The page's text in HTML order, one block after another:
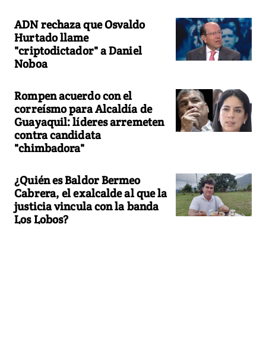
ADN rechaza que Osvaldo
Hurtado llame
"criptodictador" a Daniel
Noboa
Rompen acuerdo con el
correísmo para Alcaldía de
Guayaquil: líderes arremeten
contra candidata
"chimbadora"
¿Quién es Baldor Bermeo
Cabrera, el exalcalde al que la
justicia vincula con la banda
Los Lobos?